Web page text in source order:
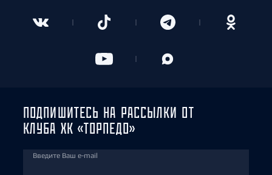
ПОДПИШИТЕСЬ НА РАССЫЛКИ ОТ
КЛУБА ХК «ТОРПЕДО»
Введите Ваш e-mail